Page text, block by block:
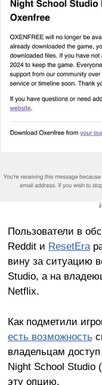
Пользователи в
Reddit и ResetEra
вину за ситуацию
Studio, а на
Netflix.
Как подметили
есть возможность
владельцам
Night School Studio
эту опцию.